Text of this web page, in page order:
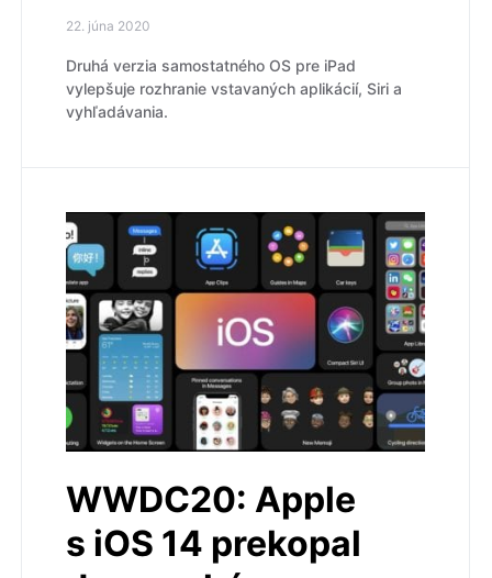
22. júna 2020
Druhá verzia samostatného OS pre iPad
vylepšuje rozhranie vstavaných aplikácií, Siri a
vyhľadávania.
WWDC20: Apple
s iOS 14 prekopal